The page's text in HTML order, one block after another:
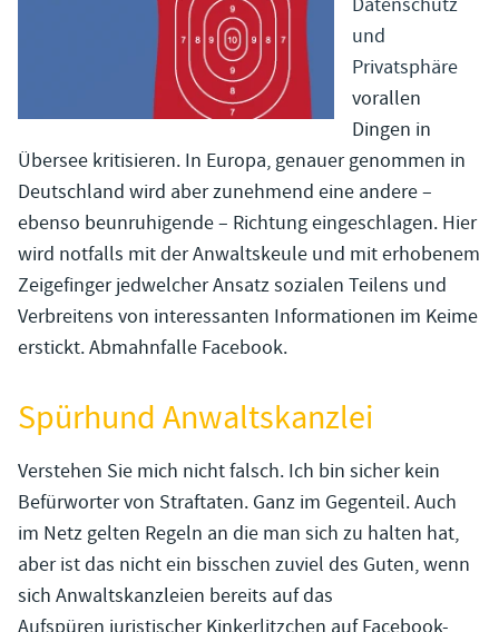
und
Privatsphäre
vorallen
Dingen in
Übersee kritisieren. In Europa, genauer genommen in
Deutschland wird aber zunehmend eine andere –
ebenso beunruhigende – Richtung eingeschlagen. Hier
wird notfalls mit der Anwaltskeule und mit erhobenem
Zeigefinger jedwelcher Ansatz sozialen Teilens und
Verbreitens von interessanten Informationen im Keime
erstickt. Abmahnfalle Facebook.
Spürhund Anwaltskanzlei
Verstehen Sie mich nicht falsch. Ich bin sicher kein
Befürworter von Straftaten. Ganz im Gegenteil. Auch
im Netz gelten Regeln an die man sich zu halten hat,
aber ist das nicht ein bisschen zuviel des Guten, wenn
sich Anwaltskanzleien bereits auf das